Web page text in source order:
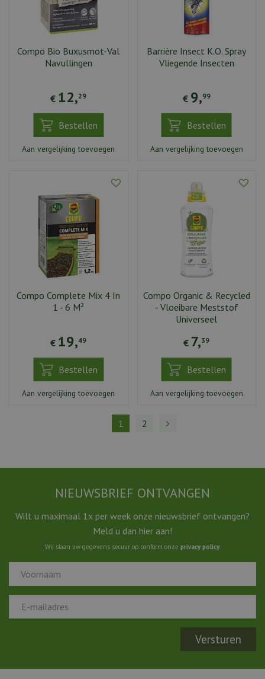
Compo Bio Buxusmot-Val
Navullingen
€ 12,29
Bestellen
Aan vergelijking toevoegen
Barrière Insect K.O. Spray
Vliegende Insecten
€ 9,99
Bestellen
Aan vergelijking toevoegen
Compo Complete Mix 4 In
1 - 6 M²
€ 19,49
Bestellen
Aan vergelijking toevoegen
Compo Organic & Recycled
- Vloeibare Meststof
Universeel
€ 7,39
Bestellen
Aan vergelijking toevoegen
1 2
NIEUWSBRIEF ONTVANGEN
Wilt u maximaal 1x per week onze nieuwsbrief ontvangen?
Meld u dan hier aan!
Wij slaan uw gegevens secuur op conform onze privacy policy.